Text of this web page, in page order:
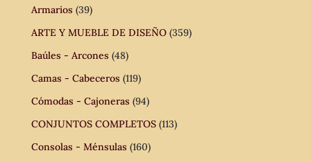
Armarios (39)
ARTE Y MUEBLE DE DISEÑO (359)
Baúles - Arcones (48)
Camas - Cabeceros (119)
Cómodas - Cajoneras (94)
CONJUNTOS COMPLETOS (113)
Consolas - Ménsulas (160)